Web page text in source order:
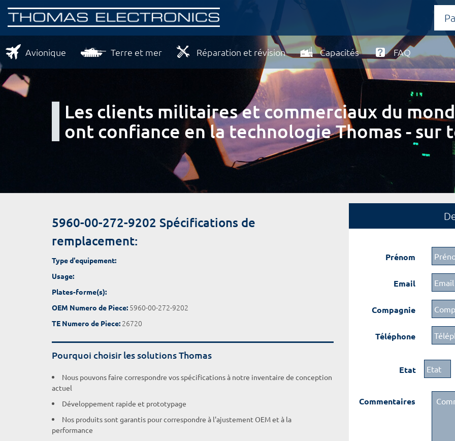
Avionique Terre et mer Réparation et révision Capacités FAQ
Les clients militaires et commerciaux du
ont confiance en la technologie Thomas - sur
5960-00-272-9202 Spécifications de
remplacement:
Type d'equipement:
Usage:
Plates-forme(s):
OEM Numero de Piece: 5960-00-272-9202
TE Numero de Piece: 26720
Pourquoi choisir les solutions Thomas
Nous pouvons faire correspondre vos spécifications à notre inventaire de conception
actuel
Développement rapide et prototypage
Nos produits sont garantis pour correspondre à l'ajustement OEM et à la
performance
Prénom
Email
Compagnie
Téléphone
Etat
Commentaires